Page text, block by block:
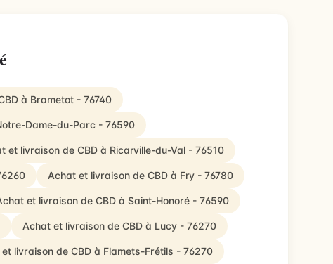
à Brametot - 76740
Dame-du-Parc - 76590
et livraison de CBD à Ricarville-du-Val - 76510
Achat et livraison de CBD à Fry - 76780
et livraison de CBD à Saint-Honoré - 76590
Achat et livraison de CBD à Lucy - 76270
livraison de CBD à Flamets-Frétils - 76270